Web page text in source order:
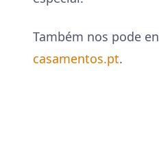
Também nos pode
casamentos.pt.